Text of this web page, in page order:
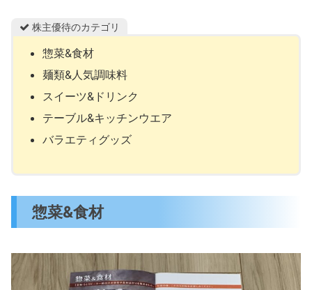
株主優待のカテゴリ
惣菜&食材
麺類&人気調味料
スイーツ&ドリンク
テーブル&キッチンウエア
バラエティグッズ
惣菜&食材